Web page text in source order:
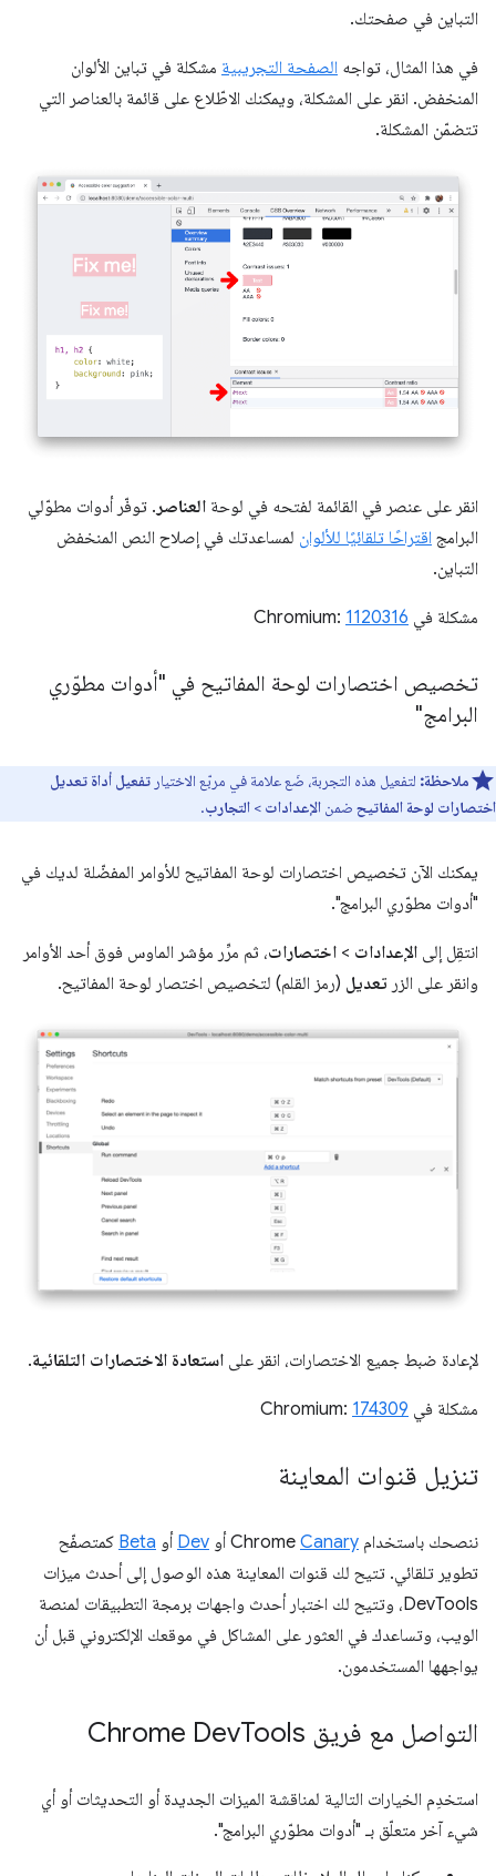
التباين في صفحتك.
في هذا المثال، تواجه الصفحة التجريبية مشكلة في تباين الألوان
المنخفض. انقر على المشكلة، ويمكنك الاطّلاع على قائمة بالعناصر التي
تتضمّن المشكلة.
انقر على عنصر في القائمة لفتحه في لوحة العناصر . توفّر أدوات مطوّلي
البرامج اقتراحًا تلقائيًا للألوان لمساعدتك في إصلاح النص المنخفض
التباين.
مشكلة في Chromium: 1120316
تخصيص اختصارات لوحة المفاتيح في "أدوات مطوّري
البرامج"
ملاحظة: لتفعيل هذه التجربة، ضَع علامة في مربّع الاختيار تفعيل أداة تعديل
اختصارات لوحة المفاتيح ضمن الإعدادات > التجارب.
يمكنك الآن تخصيص اختصارات لوحة المفاتيح للأوامر المفضّلة لديك في
"أدوات مطوّري البرامج".
انتقِل إلى الإعدادات > اختصارات، ثم مرِّر مؤشر الماوس فوق أحد الأوامر
وانقر على الزر تعديل (رمز القلم) لتخصيص اختصار لوحة المفاتيح.
لإعادة ضبط جميع الاختصارات، انقر على استعادة الاختصارات التلقائية.
مشكلة في Chromium: 174309
تنزيل قنوات المعاينة
ننصحك باستخدام Chrome Canary أو Dev أو Beta كمتصفّح
تطوير تلقائي. تتيح لك قنوات المعاينة هذه الوصول إلى أحدث ميزات
DevTools، وتتيح لك اختبار أحدث واجهات برمجة التطبيقات لمنصة
الويب، وتساعدك في العثور على المشاكل في موقعك الإلكتروني قبل أن
يواجهها المستخدمون.
التواصل مع فريق Chrome Dev Tools
استخدِم الخيارات التالية لمناقشة الميزات الجديدة أو التحديثات أو أي
شيء آخر متعلّق بـ "أدوات مطوّري البرامج".